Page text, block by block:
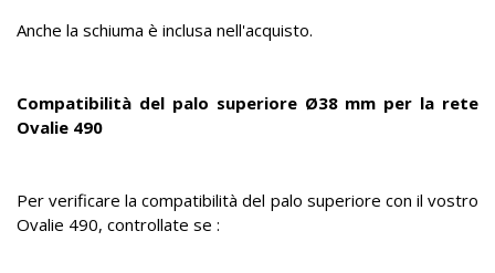
Anche la schiuma è inclusa nell'acquisto.
Compatibilità del palo superiore Ø38 mm per la rete
Ovalie 490
Per verificare la compatibilità del palo superiore con il vostro
Ovalie 490, controllate se :